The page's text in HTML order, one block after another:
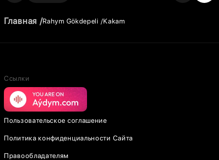
Главная Rahym Gökdepeli Kakam
Ссылки
Пользовательское соглашение
Политика конфиденциальности Сайта
Правообладателям